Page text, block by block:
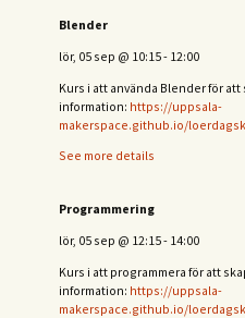
Blender
lör, 05 sep @ 10:15- 12:00
Kurs i att använda Blender för
information: https://uppsala-
makerspace.github.io/
See more details
Programmering
lör, 05 sep @ 12:15- 14:00
Kurs i att programmera för att
information: https://uppsala-
makerspace.github.io/